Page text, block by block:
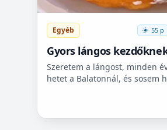
Egyéb 55 p
Gyors lángos
Szeretem a lángost, minden
hetet a Balatonnál, és sosem